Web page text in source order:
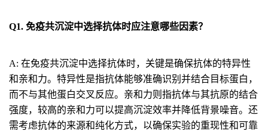
Q1. 免疫共沉淀中选择抗体时应注意哪些因素？
A: 在免疫共沉淀中选择抗体时，关键是确保抗体的特异性
和亲和力。特异性是指抗体能够准确识别并结合目标蛋白，
而不与其他蛋白交叉反应。亲和力则指抗体与其抗原的结合
强度，较高的亲和力可以提高沉淀效率并降低背景噪音。还
需考虑抗体的来源和纯化方式，以确保实验的重现性和可靠